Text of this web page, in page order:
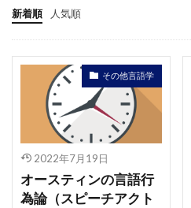
新着順 人気順
その他言語学
2022年7月19日
オースティンの言語行
為論（スピーチアクト